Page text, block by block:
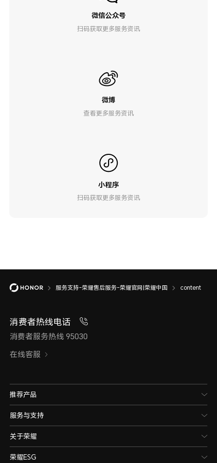
微信公众号
扫码获取更多服务资讯
微博
查看更多服务资讯
小程序
扫码获取更多服务资讯
服务支持-荣耀售后服务-荣耀官网|荣耀中国 content
消费者热线电话
消费者服务热线 95030
在线客服
推荐产品
服务与支持
关于荣耀
荣耀ESG